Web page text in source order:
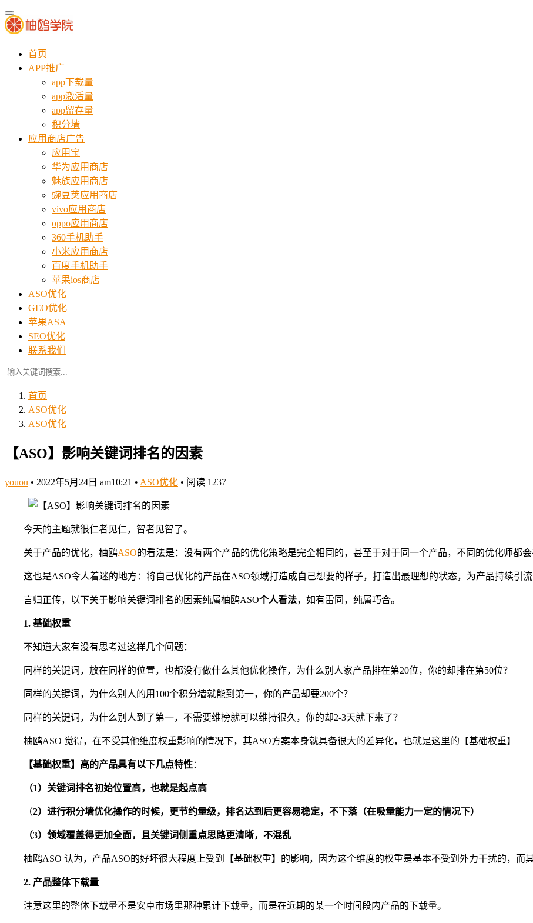
首页
APP推广
app下载量
app激活量
app留存量
积分墙
应用商店广告
应用宝
华为应用商店
魅族应用商店
豌豆荚应用商店
vivo应用商店
oppo应用商店
360手机助手
小米应用商店
百度手机助手
苹果ios商店
ASO优化
GEO优化
苹果ASA
SEO优化
联系我们
首页
ASO优化
ASO优化
【ASO】影响关键词排名的因素
youou • 2022年5月24日 am10:21 • ASO优化 • 阅读 1237
今天的主题就很仁者见仁，智者见智了。
关于产品的优化，柚鸥ASO的看法是：没有两个产品的优化策略是完全相同的，甚至于对于同一个产品，不同的优化师都
这也是ASO令人着迷的地方：将自己优化的产品在ASO领域打造成自己想要的样子，打造出最理想的状态，为产品持续引
言归正传，以下关于影响关键词排名的因素纯属柚鸥ASO个人看法，如有雷同，纯属巧合。
1. 基础权重
不知道大家有没有思考过这样几个问题：
同样的关键词，放在同样的位置，也都没有做什么其他优化操作，为什么别人家产品排在第20位，你的却排在第50位？
同样的关键词，为什么别人的用100个积分墙就能到第一，你的产品却要200个？
同样的关键词，为什么别人到了第一，不需要维榜就可以维持很久，你的却2-3天就下来了？
柚鸥ASO 觉得，在不受其他维度权重影响的情况下，其ASO方案本身就具备很大的差异化，也就是这里的【基础权重】
【基础权重】高的产品具有以下几点特性：
（1）关键词排名初始位置高，也就是起点高
（2）进行积分墙优化操作的时候，更节约量级，排名达到后更容易稳定，不下落（在吸量能力一定的情况下）
（3）领域覆盖得更加全面，且关键词侧重点思路更清晰，不混乱
柚鸥ASO 认为，产品ASO的好坏很大程度上受到【基础权重】的影响，因为这个维度的权重是基本不受到外力干扰的，而
2. 产品整体下载量
注意这里的整体下载量不是安卓市场里那种累计下载量，而是在近期的某一个时间段内产品的下载量。